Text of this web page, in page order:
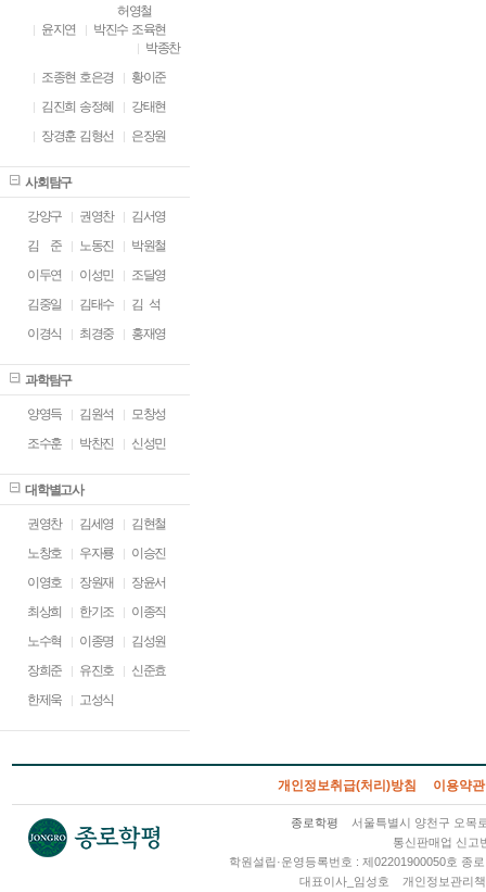
허영철
윤지연
박진수 조육현
박종찬
조종현 호은경
황이준
김진희 송정혜
강태현
장경훈 김형선 은장원
사회탐구
강양구 권영찬
김서영
김
준 노동진
박원철
이두연
이성민
조달영
김중일
김태수
김 석
이경식
최경중 홍재영
과학탐구
양영득 김원석
모창성
조수훈
박찬진 신성민
대학별고사
권영찬 김세영
김현철
노창호
우자룡
이승진
이영호
장원재
장윤서
최상희
한기조
이종직
노수혁
이종명
김성원
장희준
유진호
신준효
한제욱
고성식
개인정보취급(처리)방침 이용약관
종로학평
서울특별시 양천구 오목
통신판매업 신고
학원설립·운영등록번호 : 제02201900050호 종
대표이사_임성호
개인정보관리